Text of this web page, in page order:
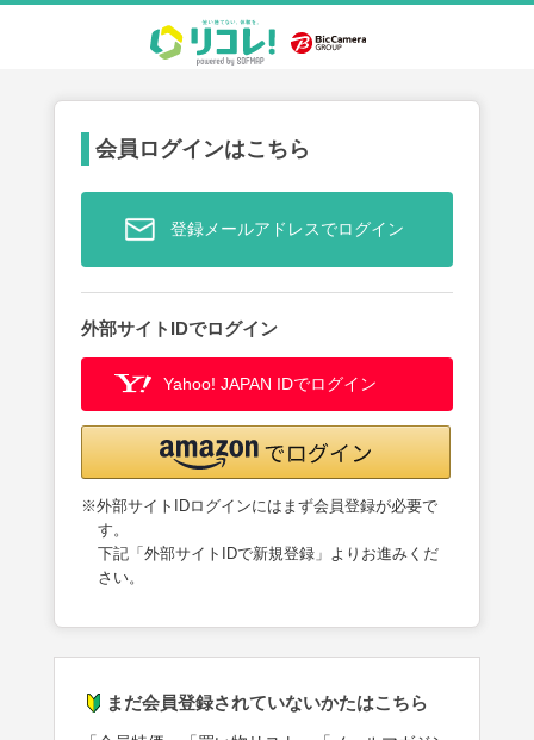
会員ログインはこちら
登録メールアドレスでログイン
外部サイトIDでログイン
Yahoo! JAPAN IDでログイン
※外部サイトIDログインにはまず会員登録が必要で
す。
下記「外部サイトIDで新規登録」よりお進みくだ
さい。
まだ会員登録されていないかたはこちら